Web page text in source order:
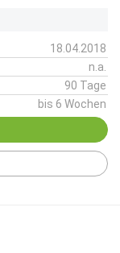
18.04.2018
n.a.
90 Tage
bis 6 Wochen